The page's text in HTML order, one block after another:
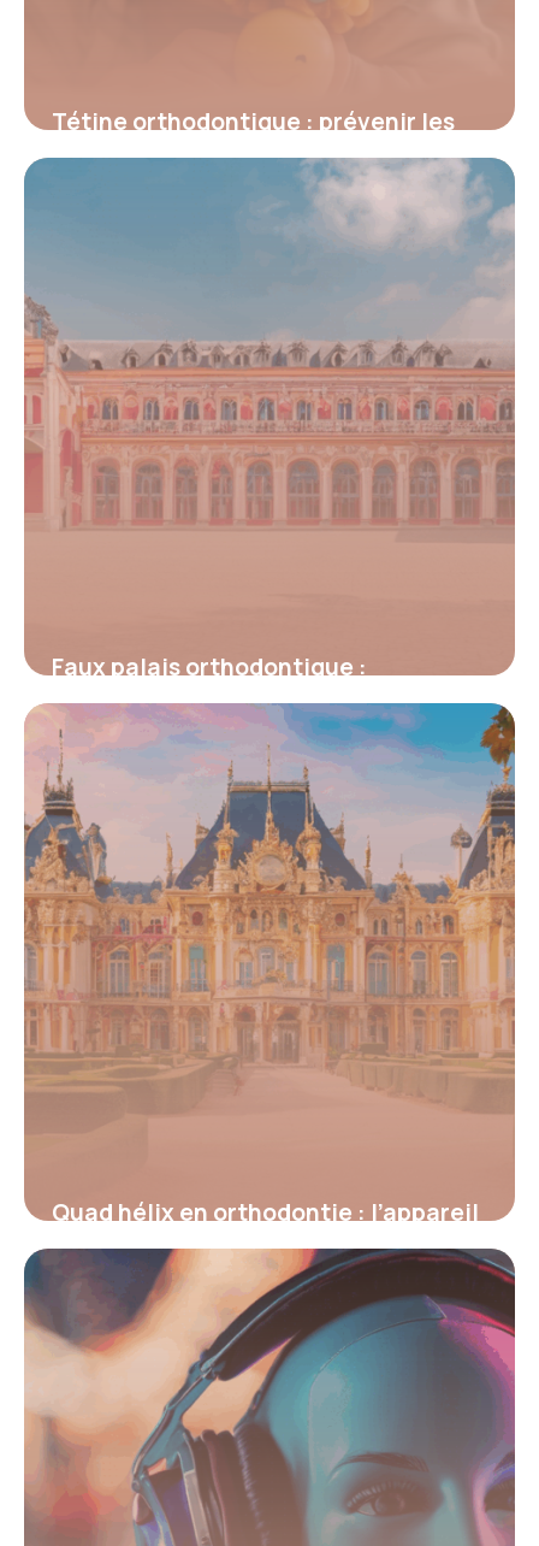
Tétine orthodontique : prévenir les
problèmes dentaires dès la petite
Faux palais orthodontique :
comprendre, choisir et vivre avec cet
appareil dentaire
4 juillet 2025
Quad hélix en orthodontie : l’appareil
clé pour élargir le palais et
harmoniser le sourire
4 juillet 2025